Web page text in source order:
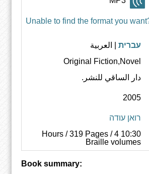
Unable to find the format you
עברית| العربية
Original Fiction,Novel
دار الساقي للنشر.
2005
רואן עודה
10:30 Hours / 319 Pages / 4
Braille volumes
Book summary: